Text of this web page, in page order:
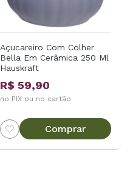
Açucareiro Com Colher
Bella Em Cerâmica 250 Ml
Hauskraft
R$ 59,90
no PIX ou no cartão
Comprar